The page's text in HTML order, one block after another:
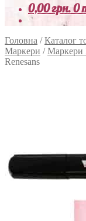
0,00грн.0
Головна /Каталог
Маркери /Маркери
Renesans